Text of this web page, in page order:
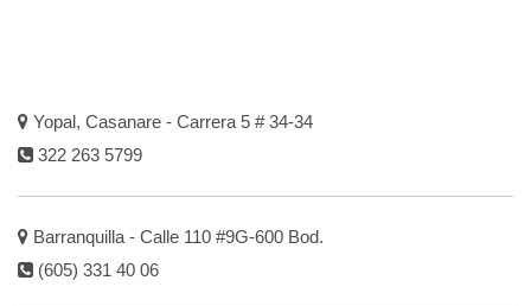
Yopal, Casanare - Carrera 5 # 34-34
322 263 5799
Barranquilla - Calle 110 #9G-600 Bod.
(605) 331 40 06